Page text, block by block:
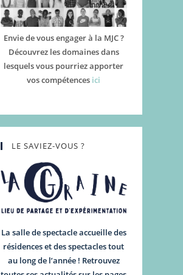
Envie de vous engager à la MJC ?
Découvrez les domaines dans
lesquels vous pourriez apporter
vos compétences ici
LE SAVIEZ-VOUS ?
La salle de spectacle accueille des
résidences et des spectacles tout
au long de l’année ! Retrouvez